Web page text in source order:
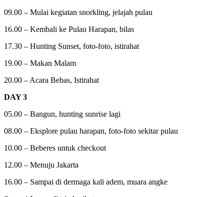
09.00 – Mulai kegiatan snorkling, jelajah pulau
16.00 – Kembali ke Pulau Harapan, bilas
17.30 – Hunting Sunset, foto-foto, istirahat
19.00 – Makan Malam
20.00 – Acara Bebas, Istirahat
DAY 3
05.00 – Bangun, hunting sunrise lagi
08.00 – Eksplore pulau harapan, foto-foto sekitar pulau
10.00 – Beberes untuk checkout
12.00 – Menuju Jakarta
16.00 – Sampai di dermaga kali adem, muara angke